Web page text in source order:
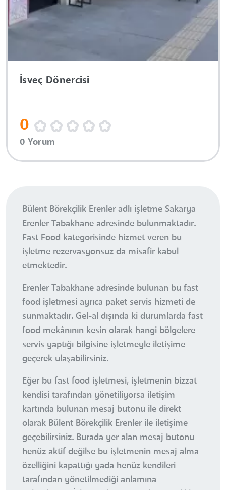
İsveç Dönercisi
0
0 Yorum
Bülent Börekçilik Erenler adlı işletme Sakarya
Erenler Tabakhane adresinde bulunmaktadır.
Fast Food kategorisinde hizmet veren bu
işletme rezervasyonsuz da misafir kabul
etmektedir.
Erenler Tabakhane adresinde bulunan bu fast
food işletmesi ayrıca paket servis hizmeti de
sunmaktadır. Gel-al dışında ki durumlarda fast
food mekânının kesin olarak hangi bölgelere
servis yaptığı bilgisine işletmeyle iletişime
geçerek ulaşabilirsiniz.
Eğer bu fast food işletmesi, işletmenin bizzat
kendisi tarafından yönetiliyorsa iletişim
kartında bulunan mesaj butonu ile direkt
olarak Bülent Börekçilik Erenler ile iletişime
geçebilirsiniz. Burada yer alan mesaj butonu
henüz aktif değilse bu işletmenin mesaj alma
özelliğini kapattığı yada henüz kendileri
tarafından yönetilmediği anlamına